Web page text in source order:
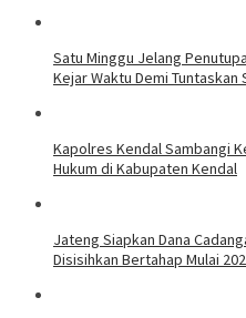
Satu Minggu Jelang
Kejar Waktu Demi Tuntaskan
Kapolres Kendal Sambangi
Hukum di Kabupaten Kendal
Jateng Siapkan Dana
Disisihkan Bertahap Mulai